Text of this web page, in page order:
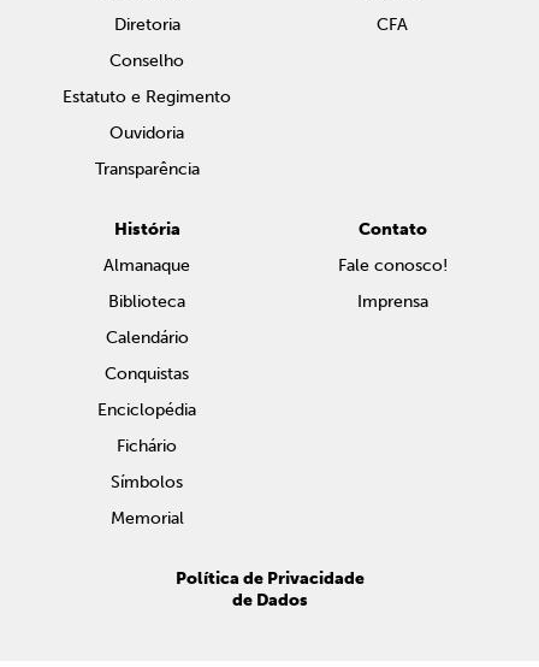
Diretoria
Conselho
Estatuto e Regimento
Ouvidoria
Transparência
CFA
História
Almanaque
Biblioteca
Calendário
Conquistas
Enciclopédia
Fichário
Símbolos
Memorial
Contato
Fale conosco!
Imprensa
Política de Privacidade
de Dados